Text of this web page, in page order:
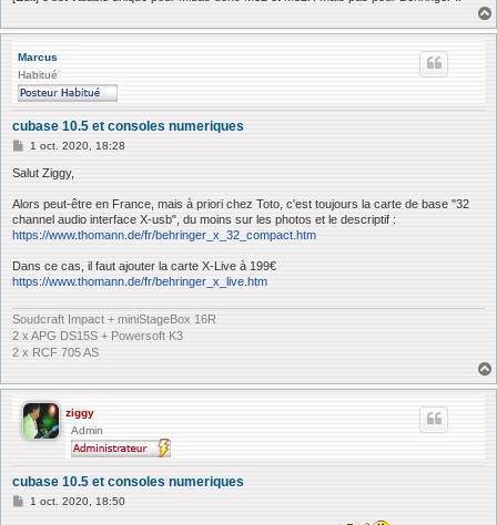
Marcus
Habitué
cubase 10.5 et consoles numeriques
M
s
g
e
1 oct. 2020, 18:28
Salut Ziggy,
Alors peut-être en France, mais à priori chez Toto, c'est toujours la carte de base "32
channel audio interface X-usb", du moins sur les photos et le descriptif :
https://www.thomann.de/fr/behringer_x_32_compact.htm
Dans ce cas, il faut ajouter la carte X-Live à 199€
https://www.thomann.de/fr/behringer_x_live.htm
Soudcraft Impact + miniStageBox 16R
2 x APG DS15S + Powersoft K3
2 x RCF 705 AS
ziggy
Admin
cubase 10.5 et consoles numeriques
M1 oct. 2020, 18:50